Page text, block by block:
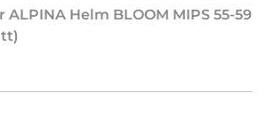
Helm BLOOM MIPS 55-59